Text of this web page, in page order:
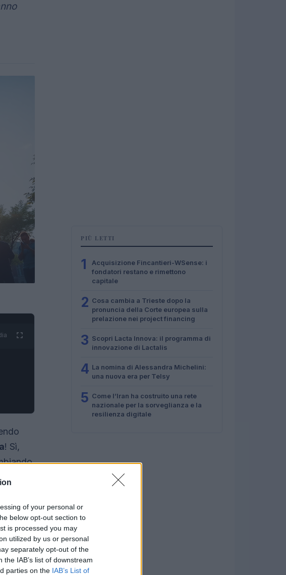
of your personal or
below opt-out section to
is processed you may
utilized by us or personal
separately opt-out of the
IAB’s list of downstream
parties on the IAB’s List of
! Sì,
PIÙ LETTI
1
Acquisizione Fincantieri-WSense: i
fondatori restano e rimettono
capitale
2 Cosa cambia a Trieste dopo la
pronuncia della Corte europea sulla
prelazione nei project financing
3 Scopri Lacta Innova: il programma di
innovazione di Lactalis
4 La nomina di Alessandra Michelini:
una nuova era per Telsy
5 Come l’Iran ha costruito una rete
nazionale per la sorveglianza e la
resilienza digitale